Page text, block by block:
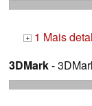
+ 1 Mais
3DMark-